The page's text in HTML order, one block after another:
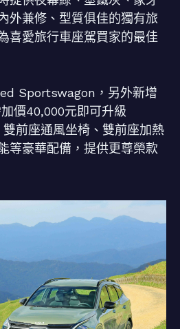
外兼修、型質俱佳的獨有旅
喜愛旅行車座駕買家的最佳
Sportswagon，另外新增
價40,000元即可升級
前座通風坐椅、雙前座加熱
等豪華配備，提供更尊榮款